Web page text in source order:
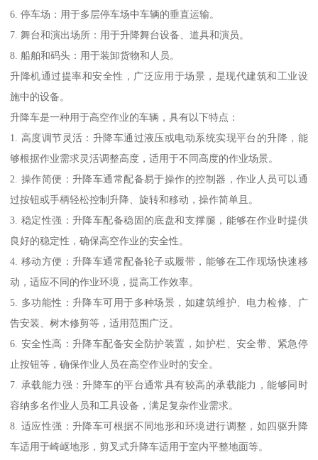
6. 停车场：用于多层停车场中车辆的垂直运输。
7. 舞台和演出场所：用于升降舞台设备、道具和演员。
8. 船舶和码头：用于装卸货物和人员。
升降机通过提率和安全性，广泛应用于场景，是现代建筑和工业设
施中的设备。
升降车是一种用于高空作业的车辆，具有以下特点：
1. 高度调节灵活：升降车通过液压或电动系统实现平台的升降，能
够根据作业需求灵活调整高度，适用于不同高度的作业场景。
2. 操作简便：升降车通常配备易于操作的控制器，作业人员可以通
过按钮或手柄轻松控制升降、旋转和移动，操作简单且。
3. 稳定性强：升降车配备稳固的底盘和支撑腿，能够在作业时提供
良好的稳定性，确保高空作业的安全性。
4. 移动方便：升降车通常配备轮子或履带，能够在工作现场快速移
动，适应不同的作业环境，提高工作效率。
5. 多功能性：升降车可用于多种场景，如建筑维护、电力检修、广
告安装、树木修剪等，适用范围广泛。
6. 安全性高：升降车配备安全防护装置，如护栏、安全带、紧急停
止按钮等，确保作业人员在高空作业时的安全。
7. 承载能力强：升降车的平台通常具有较高的承载能力，能够同时
容纳多名作业人员和工具设备，满足复杂作业需求。
8. 适应性强：升降车可根据不同地形和环境进行调整，如四驱升降
车适用于崎岖地形，剪叉式升降车适用于室内平整地面等。